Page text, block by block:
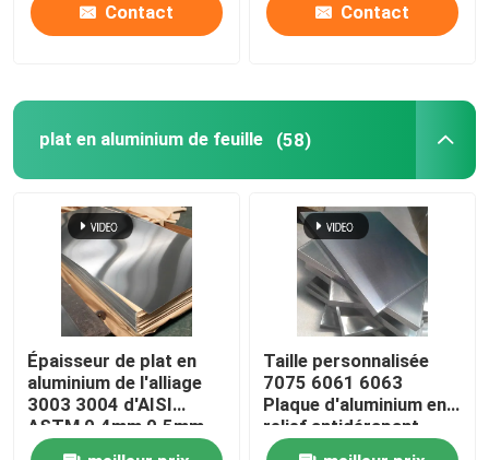
Contact Contact
plat en aluminium de feuille (58)
Épaisseur de plat en
aluminium de l'alliage
3003 3004 d'AISI
ASTM 0.4mm 0.5mm
0.6mm
Taille personnalisée
7075 6061 6063
Plaque d'aluminium en
relief antidérapant
Plaque d'alliage